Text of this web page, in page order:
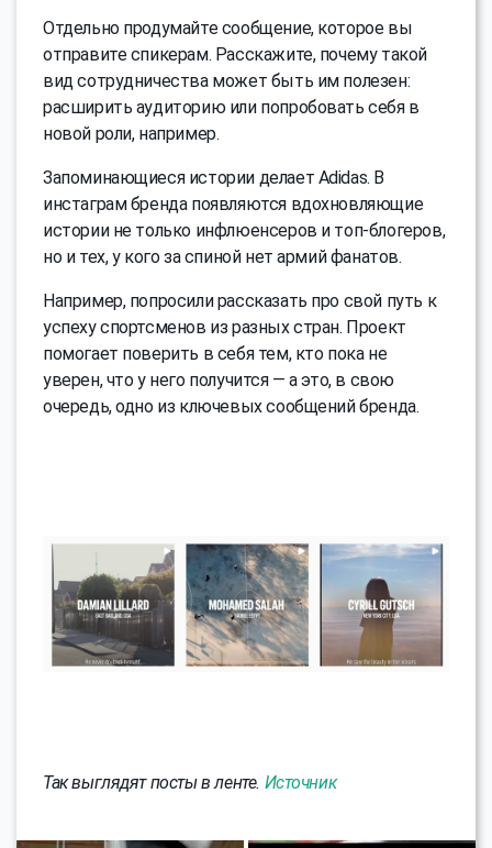
Отдельно продумайте сообщение, которое вы
отправите спикерам. Расскажите, почему такой
вид сотрудничества может быть им полезен:
расширить аудиторию или попробовать себя в
новой роли, например.
Запоминающиеся истории делает Adidas. В
инстаграм бренда появляются вдохновляющие
истории не только инфлюенсеров и топ-блогеров,
но и тех, у кого за спиной нет армий фанатов.
Например, попросили рассказать про свой путь к
успеху спортсменов из разных стран. Проект
помогает поверить в себя тем, кто пока не
уверен, что у него получится — а это, в свою
очередь, одно из ключевых сообщений бренда.
Так выглядят посты в ленте. Источник